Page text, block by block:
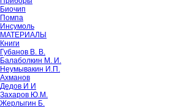
Биочип
Помпа
Инсумоль
МАТЕРИАЛЫ
Книги
Губанов В. В.
Балаболкин М. И.
Неумывакин И.П.
Ахманов
Дедов И И
Захаров Ю.М.
Жерлыгин Б.